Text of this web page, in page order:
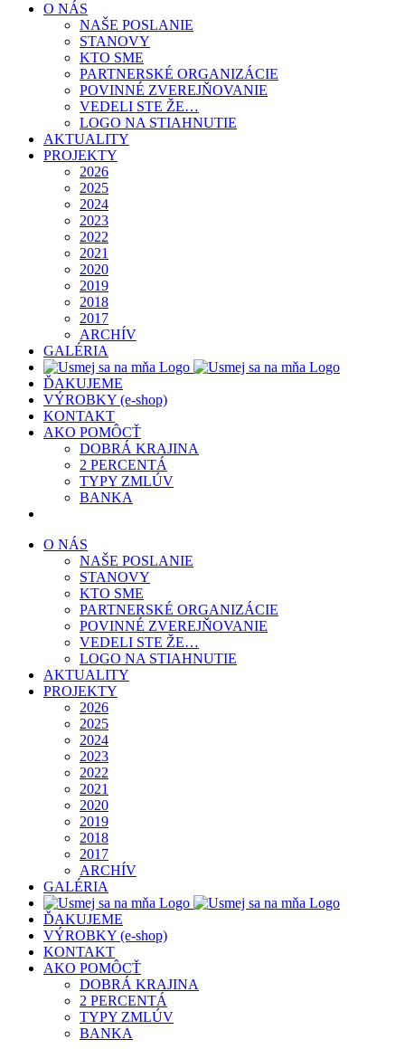
O NÁS
NAŠE POSLANIE
STANOVY
KTO SME
PARTNERSKÉ ORGANIZÁCIE
POVINNÉ ZVEREJŇOVANIE
VEDELI STE ŽE…
LOGO NA STIAHNUTIE
AKTUALITY
PROJEKTY
2026
2025
2024
2023
2022
2021
2020
2019
2018
2017
ARCHÍV
GALÉRIA
ĎAKUJEME
VÝROBKY (e-shop)
KONTAKT
AKO POMÔCŤ
DOBRÁ KRAJINA
2 PERCENTÁ
TYPY ZMLÚV
BANKA
O NÁS
NAŠE POSLANIE
STANOVY
KTO SME
PARTNERSKÉ ORGANIZÁCIE
POVINNÉ ZVEREJŇOVANIE
VEDELI STE ŽE…
LOGO NA STIAHNUTIE
AKTUALITY
PROJEKTY
2026
2025
2024
2023
2022
2021
2020
2019
2018
2017
ARCHÍV
GALÉRIA
ĎAKUJEME
VÝROBKY (e-shop)
KONTAKT
AKO POMÔCŤ
DOBRÁ KRAJINA
2 PERCENTÁ
TYPY ZMLÚV
BANKA